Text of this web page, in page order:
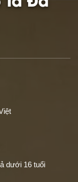
dưới 16 tuổi